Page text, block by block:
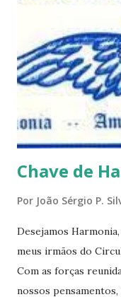
convida-lo a deixar
do texto clicando em
respostas e
de que teremos mais
reflexões do que
parecem contribuir
afirmações. Quem
Chave de
Por João Sérgio P.
Desejamos
meus irmãos do
Com as forças
nossos